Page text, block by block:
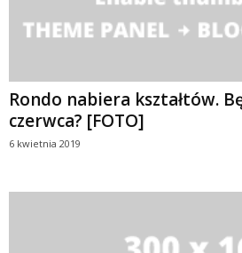
Rondo nabiera kształtów.
czerwca? [FOTO]
6 kwietnia 2019